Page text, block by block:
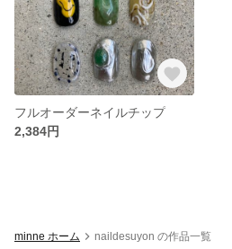
フルオーダーネイルチップ
2,384円
minne ホーム naildesuyon の作品一覧